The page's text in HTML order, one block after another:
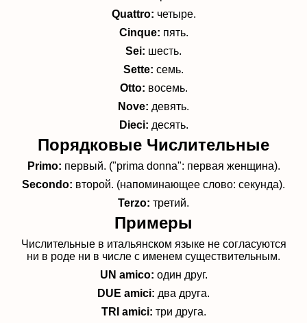
Quattro: четыре.
Cinque: пять.
Sei: шесть.
Sette: семь.
Otto: восемь.
Nove: девять.
Dieci: десять.
Порядковые Числительные
Primo: первый. ("prima donna": первая женщина).
Secondo: второй. (напоминающее слово: секунда).
Terzo: третий.
Примеры
Числительные в итальянском языке не согласуются
ни в роде ни в числе с именем существительным.
UN amico: один друг.
DUE amici: два друга.
TRI amici: три друга.